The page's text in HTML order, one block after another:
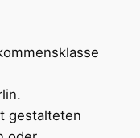
gestalteten